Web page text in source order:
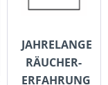
JAHRELANGE
RÄUCHER-
ERFAHRUNG